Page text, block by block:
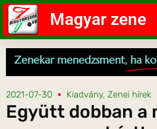
Magyar zene
Zenekar menedzsment, ha
2021-07-30 Kiadvány, Zenei hírek
Együtt dobban a